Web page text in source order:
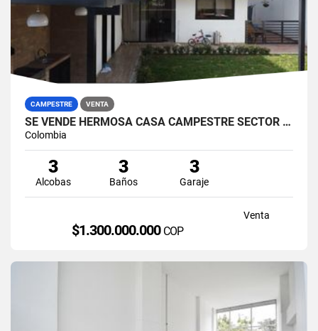
CAMPESTRE VENTA
SE VENDE HERMOSA CASA CAMPESTRE SECTOR ARENILLO, MANIZALES.
Colombia
3
Alcobas
3
Baños
3
Garaje
Venta
$1.300.000.000 COP